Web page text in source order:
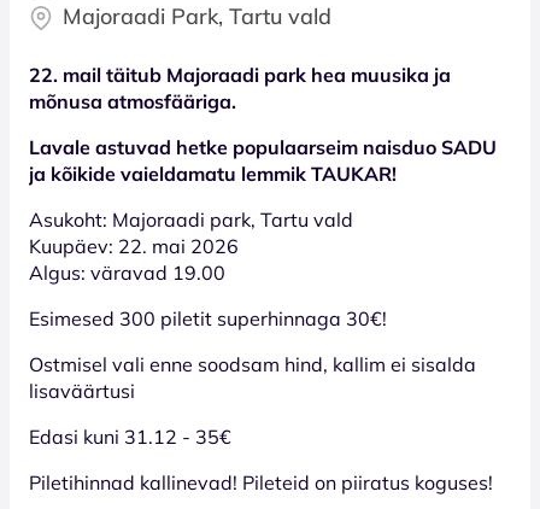
Majoraadi Park, Tartu vald
22. mail täitub Majoraadi park hea muusika ja
mõnusa atmosfääriga.
Lavale astuvad hetke populaarseim naisduo SADU
ja kõikide vaieldamatu lemmik TAUKAR!
Asukoht: Majoraadi park, Tartu vald
Kuupäev: 22. mai 2026
Algus: väravad 19.00
Esimesed 300 piletit superhinnaga 30€!
Ostmisel vali enne soodsam hind, kallim ei sisalda
lisaväärtusi
Edasi kuni 31.12 - 35€
Piletihinnad kallinevad! Pileteid on piiratus koguses!